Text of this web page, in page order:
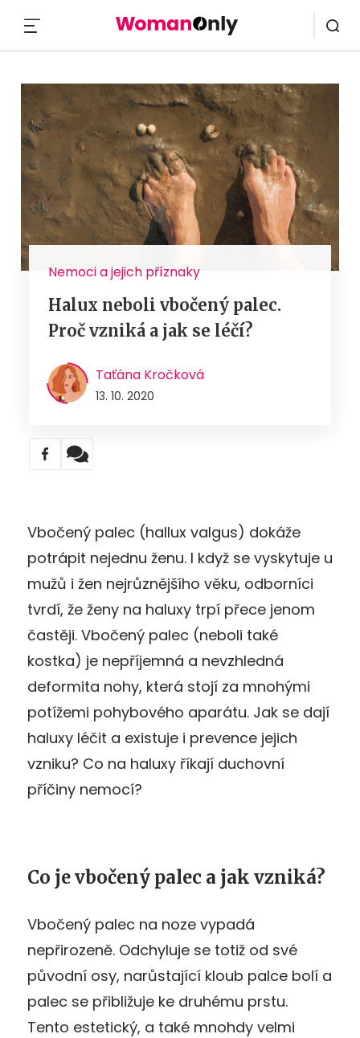
Nemoci a jejich příznaky
Halux neboli vbočený palec.
Proč vzniká a jak se léčí?
Taťána Kročková
13. 10. 2020
Vbočený palec (hallux valgus) dokáže
potrápit nejednu ženu. I když se vyskytuje u
mužů i žen nejrůznějšího věku, odborníci
tvrdí, že ženy na haluxy trpí přece jenom
častěji. Vbočený palec (neboli také
kostka) je nepříjemná a nevzhledná
deformita nohy, která stojí za mnohými
potížemi pohybového aparátu. Jak se dají
haluxy léčit a existuje i prevence jejich
vzniku? Co na haluxy říkají duchovní
příčiny nemocí?
Co je vbočený palec a jak vzniká?
Vbočený palec na noze vypadá
nepřirozeně. Odchyluje se totiž od své
původní osy, narůstající kloub palce bolí a
palec se přibližuje ke druhému prstu.
Tento estetický, a také mnohdy velmi